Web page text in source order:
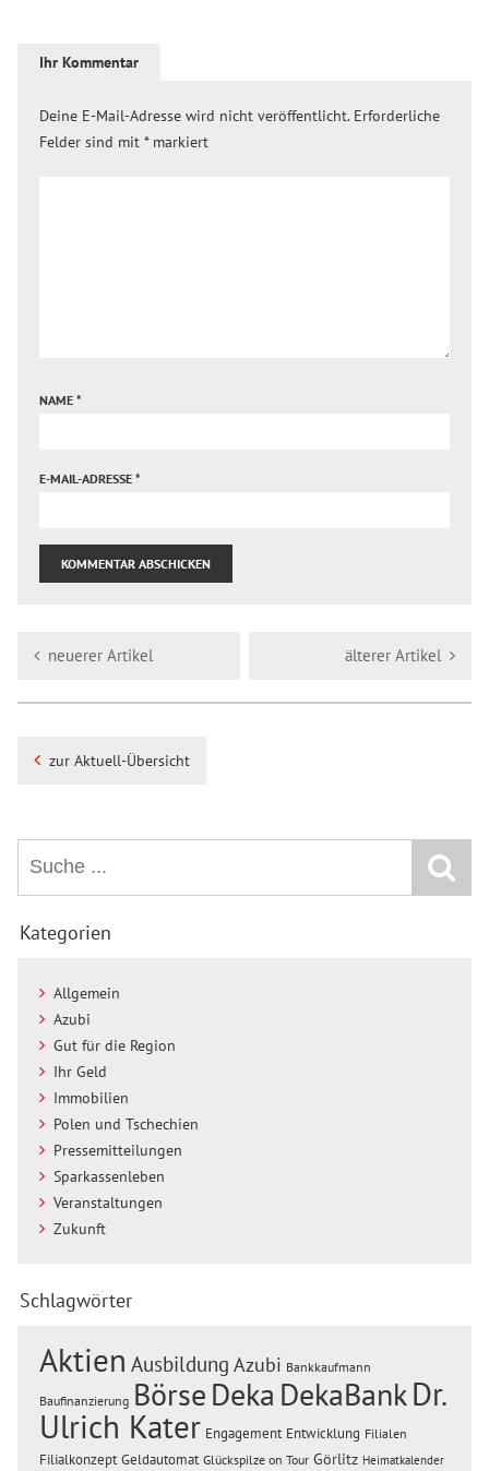
Ihr Kommentar
Deine E-Mail-Adresse wird nicht veröffentlicht. Erforderliche
Felder sind mit *markiert
NAME *
E-MAIL-ADRESSE *
neuerer Artikel älterer Artikel
zur Aktuell-Übersicht
Kategorien
Allgemein
Azubi
Gut für die Region
Ihr Geld
Immobilien
Polen und Tschechien
Pressemitteilungen
Sparkassenleben
Veranstaltungen
Zukunft
Schlagwörter
Aktien Ausbildung Azubi Bankkaufmann
Baufinanzierung BörseDeka DekaBankDr.
Ulrich Kater Engagement Entwicklung Filialen
Filialkonzept Geldautomat Glückspilze on Tour Görlitz Heimatkalender